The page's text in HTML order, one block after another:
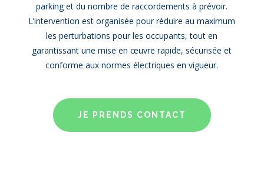
parking et du nombre de raccordements à prévoir.
L’intervention est organisée pour réduire au maximum
les perturbations pour les occupants, tout en
garantissant une mise en œuvre rapide, sécurisée et
conforme aux normes électriques en vigueur.
JE PRENDS CONTACT